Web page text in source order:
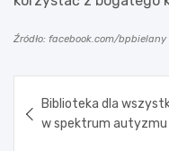
Źródło: facebook.com/bpbielany
wpisu
Biblioteka dla
w spektrum autyzmu